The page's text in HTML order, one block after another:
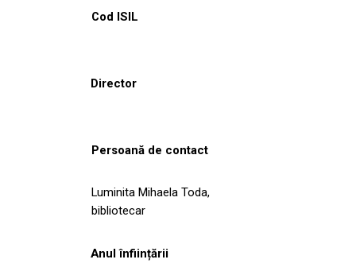
Cod ISIL
Director
Persoană de contact
Luminita Mihaela Toda,
bibliotecar
Anul înființării